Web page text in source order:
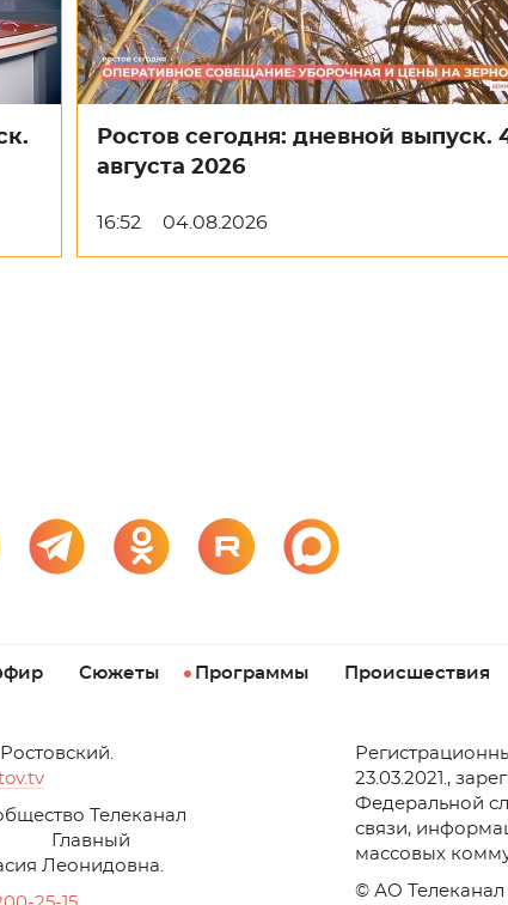
Ростов сегодня: дневной выпуск.
августа 2026
16:52 04.08.2026
Сюжеты Программы Происшествия
Телеканал
Главный
Леонидовна.
23.03.2021.,
Федеральной
связи,
массовых
© АО Телеканал